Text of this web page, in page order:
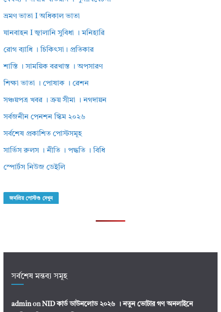
ভ্রমণ ভাতা I অধিকাল ভাতা
যানবাহন I জ্বালানি সুবিধা । মনিহারি
রোগ ব্যাধি । চিকিৎসা। প্রতিকার
শাস্তি । সাময়িক বরখাস্ত । অপসারণ
শিক্ষা ভাতা । পোষাক । রেশন
সঞ্চয়পত্র খবর । ক্রয় সীমা । নগদায়ন
সর্বজনীন পেনশন স্কিম ২০২৬
সর্বশেষ প্রকাশিত পোস্টসমূহ
সার্ভিস রুলস । নীতি । পদ্ধতি । বিধি
স্পোর্টস নিউজ ডেইলি
জনপ্রিয় পোস্টগু দেখুন
সর্বশেষ মন্তব্য সমূহ
adminonNID কার্ড ডাউনলোড ২০২৬ । নতুন ভোটার গণ অনলাইনে